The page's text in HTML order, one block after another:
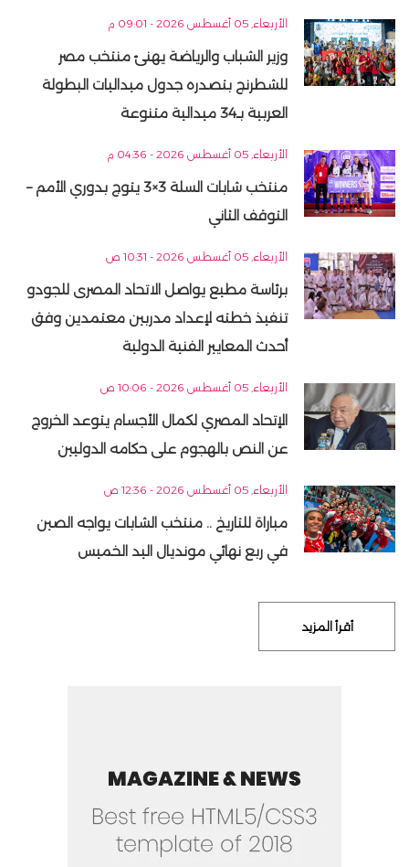
الأربعاء, 05 أغسطس 2026 - 09:01 م
وزير الشباب والرياضة يهنئ منتخب مصر
للشطرنج بتصدره جدول ميداليات البطولة
العربية بـ34 ميدالية متنوعة
الأربعاء, 05 أغسطس 2026 - 04:36 م
منتخب شابات السلة 3×3 يتوج بدوري الأمم –
التوقف الثاني
الأربعاء, 05 أغسطس 2026 - 10:31 ص
برئاسة مطيع يواصل الاتحاد المصرى للجودو
تنفيذ خطته لإعداد مدربين معتمدين وفق
أحدث المعايير الفنية الدولية
الأربعاء, 05 أغسطس 2026 - 10:06 ص
الإتحاد المصري لكمال الأجسام يتوعد الخروج
عن النص بالهجوم على حكامه الدوليين
الأربعاء, 05 أغسطس 2026 - 12:36 ص
مباراة للتاريخ .. منتخب الشابات يواجه الصين
في ربع نهائي مونديال اليد الخميس
أقرأ المزيد